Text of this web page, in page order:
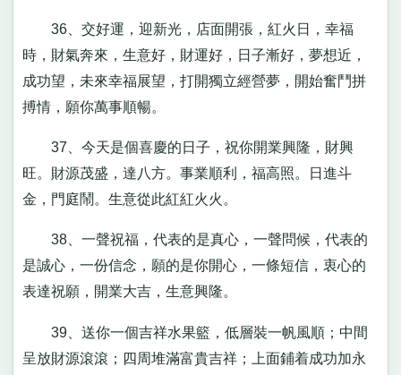
36、交好運，迎新光，店面開張，紅火日，幸福
時，財氣奔來，生意好，財運好，日子漸好，夢想近，
成功望，未來幸福展望，打開獨立經營夢，開始奮鬥拼
搏情，願你萬事順暢。
37、今天是個喜慶的日子，祝你開業興隆，財興
旺。財源茂盛，達八方。事業順利，福高照。日進斗
金，門庭鬧。生意從此紅紅火火。
38、一聲祝福，代表的是真心，一聲問候，代表的
是誠心，一份信念，願的是你開心，一條短信，衷心的
表達祝願，開業大吉，生意興隆。
39、送你一個吉祥水果籃，低層裝一帆風順；中間
呈放財源滾滾；四周堆滿富貴吉祥；上面鋪着成功加永